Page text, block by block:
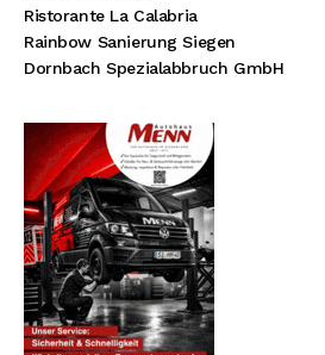
Ristorante La Calabria
Rainbow Sanierung Siegen
Dornbach Spezialabbruch GmbH